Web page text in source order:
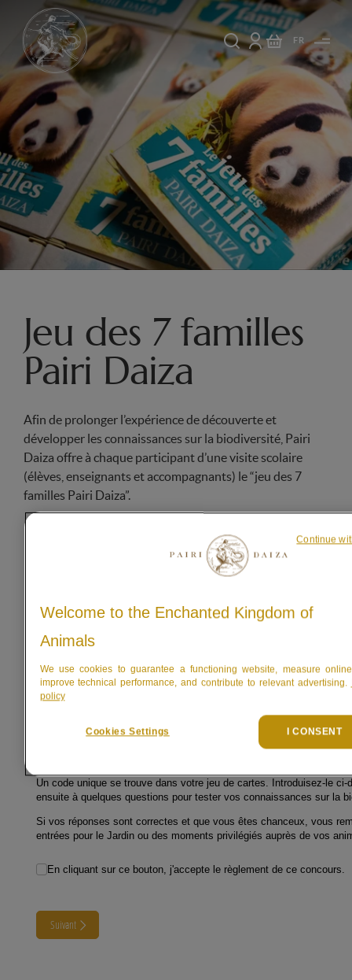
FR
Jeu des 7 familles
Pairi Daiza
Afin de prolonger l’expérience de découverte et
développer les connaissances sur la biodiversité, Pairi
Daiza offre à chaque participant d’une visite scolaire
(élèves, enseignants et accompagnants) le “jeu des 7
familles Pairi Daiza”.
Welcome to the Enchanted Kingdom of
Animals
We use cookies to guarantee a functioning website, measure
improve technical performance, and contribute to relevant advertising.
policy
Cookies Settings I CONSENT
Continue